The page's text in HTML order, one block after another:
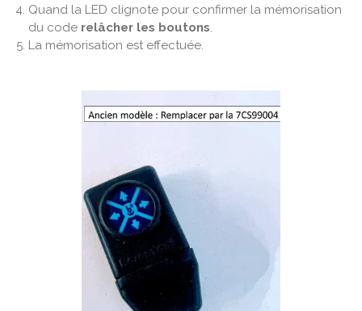
Quand la LED clignote pour confirmer la mémorisation
du code relâcher les boutons.
La mémorisation est effectuée.